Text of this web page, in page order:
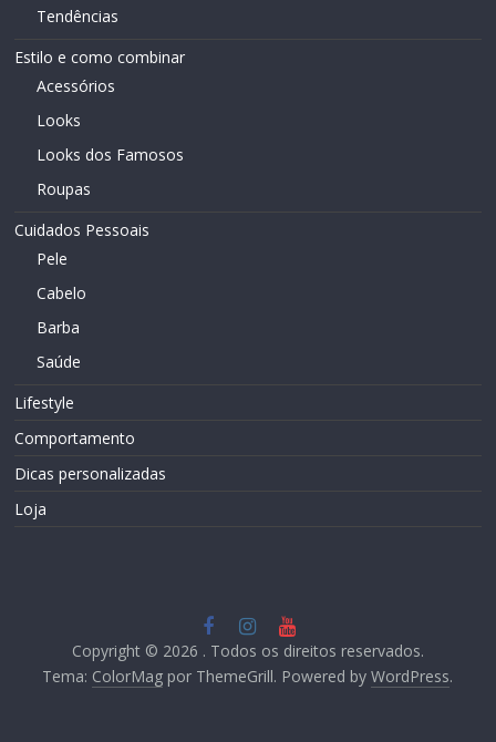
Tendências
Estilo e como combinar
Acessórios
Looks
Looks dos Famosos
Roupas
Cuidados Pessoais
Pele
Cabelo
Barba
Saúde
Lifestyle
Comportamento
Dicas personalizadas
Loja
Copyright © 2026 . Todos os direitos reservados.
Tema: ColorMag por ThemeGrill. Powered byWordPress.